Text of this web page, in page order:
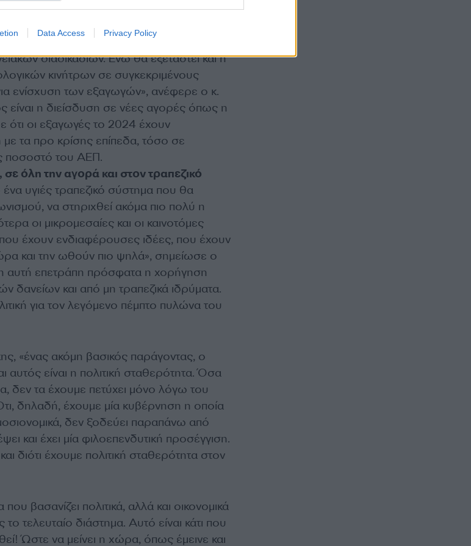
Data Access Privacy Policy
πρόσφατα για την “Εξωστρέφεια
Επίσης, στο πλαίσιο του νέου Οδικού
Εμπορίου προχωράμε στην απλοποίηση
διαδικασιών. Ενώ θα εξεταστεί και η
κινήτρων σε συγκεκριμένους
ενίσχυση των εξαγωγών», ανέφερε ο κ.
είναι η διείσδυση σε νέες αγορές όπως η
ότι οι εξαγωγές το 2024 έχουν
τα προ κρίσης επίπεδα, τόσο σε
ποσοστό του ΑΕΠ.
όλη την αγορά και στον τραπεζικό
υγιές τραπεζικό σύστημα που θα
να στηριχθεί ακόμα πιο πολύ η
οι μικρομεσαίες και οι καινοτόμες
που έχουν ενδιαφέρουσες ιδέες, που έχουν
και την ωθούν πιο ψηλά», σημείωσε ο
αυτή επετράπη πρόσφατα η χορήγηση
δανείων και από μη τραπεζικά ιδρύματα.
για τον λεγόμενο πέμπτο πυλώνα του
«ένας ακόμη βασικός παράγοντας, ο
αυτός είναι η πολιτική σταθερότητα. Όσα
δεν τα έχουμε πετύχει μόνο λόγω του
δηλαδή, έχουμε μία κυβέρνηση η οποία
δεν ξοδεύει παραπάνω από
και έχει μία φιλοεπενδυτική προσέγγιση.
διότι έχουμε πολιτική σταθερότητα στον
βασανίζει πολιτικά, αλλά και οικονομικά
τελευταίο διάστημα. Αυτό είναι κάτι που
Ώστε να μείνει η χώρα, όπως έμεινε και